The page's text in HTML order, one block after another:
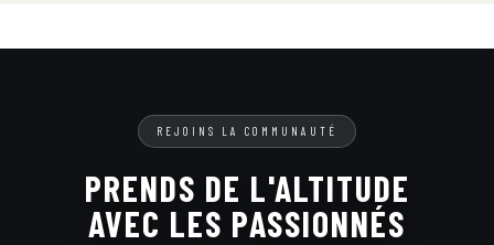
REJOINS LA COMMUNAUTÉ
PRENDS DE L'ALTITUDE
AVEC LES PASSIONNÉS